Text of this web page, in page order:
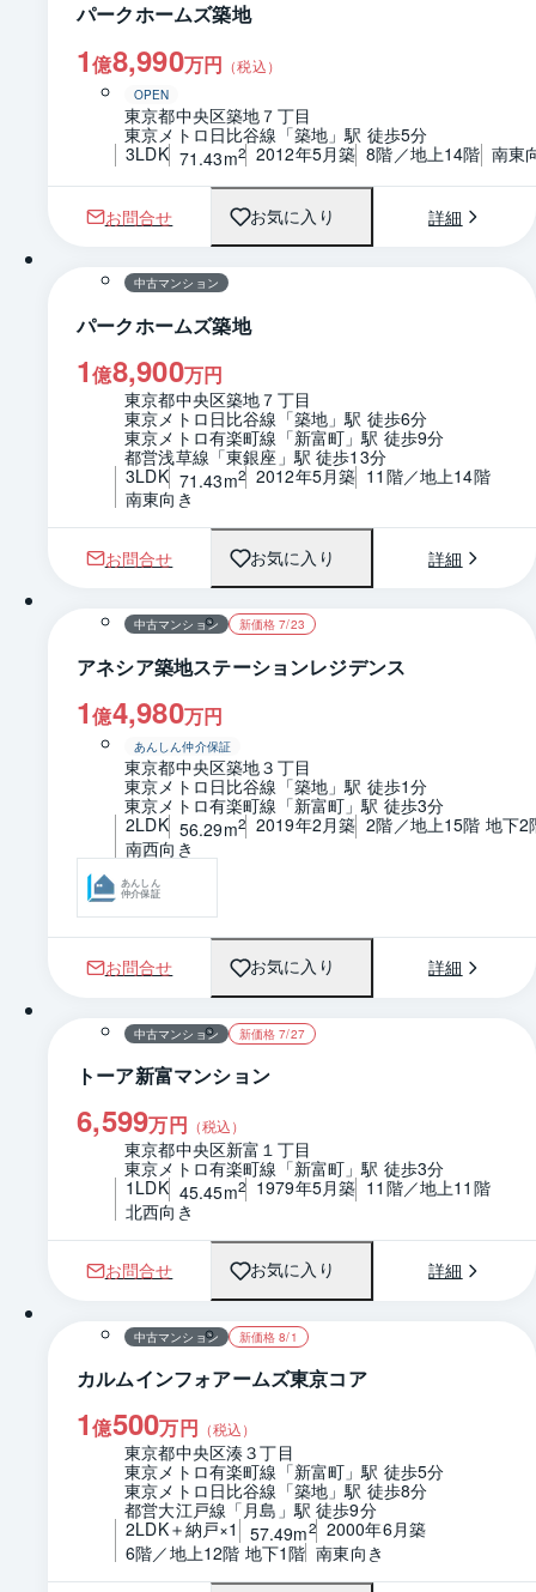
パークホームズ築地
1億8,990万円 （税込）
OPEN
東京都中央区築地７丁目
東京メトロ日比谷線「築地」駅 徒歩5分
3LDK 71.43m2 2012年5月築 8階／地上14階 南東
お問合せ お気に入り 詳細
1 / 0 間取り
中古マンション
パークホームズ築地
1億8,900万円
東京都中央区築地７丁目
東京メトロ日比谷線「築地」駅 徒歩6分
東京メトロ有楽町線「新富町」駅 徒歩9分
都営浅草線「東銀座」駅 徒歩13分
3LDK 71.43m2 2012年5月築 11階／地上14階
南東向き
お問合せ お気に入り 詳細
1 / 0 間取り
中古マンション 新価格 7/23
アネシア築地ステーションレジデンス
1億4,980万円
あんしん仲介保証
東京都中央区築地３丁目
東京メトロ日比谷線「築地」駅 徒歩1分
東京メトロ有楽町線「新富町」駅 徒歩3分
2LDK 56.29m2 2019年2月築 2階／地上15階 地下2
南西向き
あんしん
仲介保証
お問合せ お気に入り 詳細
1 / 0 間取り
中古マンション 新価格 7/27
トーア新富マンション
6,599万円 （税込）
東京都中央区新富１丁目
東京メトロ有楽町線「新富町」駅 徒歩3分
1LDK 45.45m2 1979年5月築 11階／地上11階
北西向き
お問合せ お気に入り 詳細
1 / 0 間取り
中古マンション 新価格 8/1
カルムインフォアームズ東京コア
1億500万円 （税込）
東京都中央区湊３丁目
東京メトロ有楽町線「新富町」駅 徒歩5分
東京メトロ日比谷線「築地」駅 徒歩8分
都営大江戸線「月島」駅 徒歩9分
2LDK＋納戸×1
57.49m2 2000年6月築
6階／地上12階 地下1階 南東向き